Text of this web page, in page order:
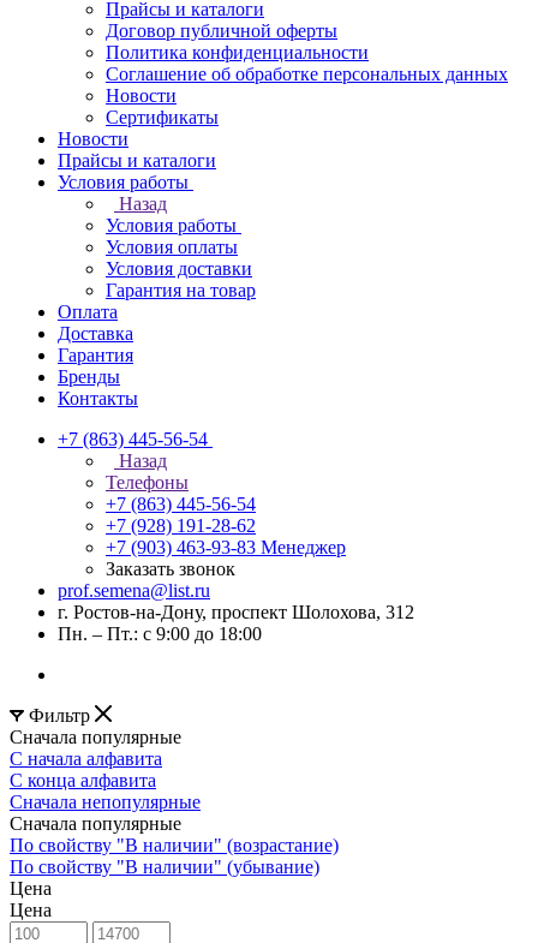
Прайсы и каталоги
Договор публичной оферты
Политика конфиденциальности
Соглашение об обработке персональных данных
Новости
Сертификаты
Новости
Прайсы и каталоги
Условия работы
Назад
Условия работы
Условия оплаты
Условия доставки
Гарантия на товар
Оплата
Доставка
Гарантия
Бренды
Контакты
+7 (863) 445-56-54
Назад
Телефоны
+7 (863) 445-56-54
+7 (928) 191-28-62
+7 (903) 463-93-83 Менеджер
Заказать звонок
prof.semena@list.ru
г. Ростов-на-Дону, проспект Шолохова, 312
Пн. – Пт.: с 9:00 до 18:00
Фильтр
Сначала популярные
С начала алфавита
С конца алфавита
Сначала непопулярные
Сначала популярные
По свойству "В наличии" (возрастание)
По свойству "В наличии" (убывание)
Цена
Цена